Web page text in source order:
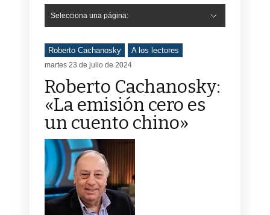
Selecciona una página:
Roberto Cachanosky A los lectores
martes 23 de julio de 2024
Roberto Cachanosky:
«La emisión cero es
un cuento chino»